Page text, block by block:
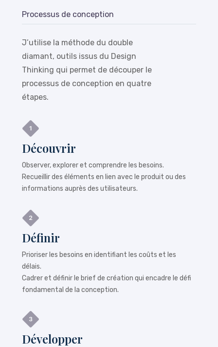
Processus de conception
J’utilise la méthode du double
diamant, outils issus du Design
Thinking qui permet de découper le
processus de conception en quatre
étapes.
Découvrir
Observer, explorer et comprendre les besoins.
Recueillir des éléments en lien avec le produit ou des
informations auprès des utilisateurs.
Définir
Prioriser les besoins en identifiant les coûts et les
délais.
Cadrer et définir le brief de création qui encadre le défi
fondamental de la conception.
Développer